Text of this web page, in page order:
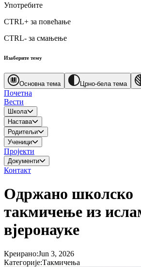
Употребите
CTRL+ за повећање
CTRL- за смањење
Изаберите тему
Основна тема Црно-бела тема
Почетна
Вести
Школа
Настава
Родитељи
Ученици
Пројекти
Документи
Контакт
Одржано школско
такмичење из
вјеронаукe
Креирано:Jun 3, 2026
Категорије:Такмичења